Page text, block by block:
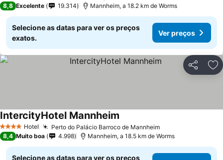
8,8 Excelente 19.314 Mannheim, a 18.2 km de Worms
Selecione as datas para ver os preços
exatos.
Ver preços
Partilhar
4 EstrelasHotel Perto do Palácio Barroco de Mannheim
IntercityHotel Mannheim
8,4 Muito boa 4.998 Mannheim, a 18.5 km de Worms
Selecione as datas para ver os preços